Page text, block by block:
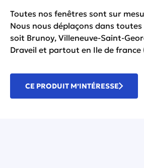
Toutes nos fenêtres sont sur
Nous nous déplaçons dans toutes
soit Brunoy, Villeneuve-Saint-
Draveil et partout en Ile de france
CE PRODUIT M’INTÉRESSE